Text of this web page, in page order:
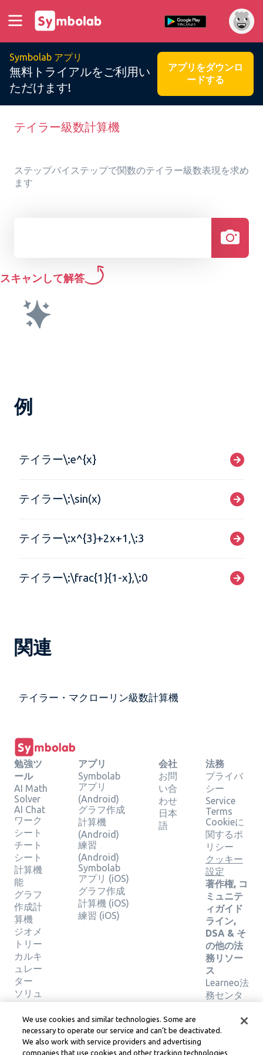
Symbolab アプリ
無料トライアルをご利用い
ただけます!
アプリをダウンロ
ードする
テイラー級数計算機
ステップバイステップで関数のテイラー級数表現を求め
ます
スキャンして解答
例
テイラー\:e^{x}
テイラー\:\sin(x)
テイラー\:x^{3}+2x+1,\:3
テイラー\:\frac{1}{1-x},\:0
関連
テイラー・マクローリン級数計算機
勉強ツ
ール
AI Math
Solver
AI Chat
ワーク
シート
チート
シート
計算機
能
グラフ
作成計
算機
ジオメ
トリー
カルキ
ュレー
ター
ソリュ
ーショ
ンの検
証
アプリ
Symbolab
アプリ
(Android)
グラフ作成
計算機
(Android)
練習
(Android)
Symbolab
アプリ (iOS)
グラフ作成
計算機 (iOS)
練習 (iOS)
会社
お問
い合
わせ
日本
語
法務
プライバ
シー
Service
Terms
Cookieに
関するポ
リシー
クッキー
設定
著作権, コ
ミュニテ
ィガイド
ライン,
DSA & そ
の他の法
務リソー
ス
Learneo法
務センタ
サービス
We use cookies and similar technologies. Some are
necessary to operate our service and can’t be deactivated.
We also work with service providers and advertising
companies that use cookies and other tracking technologies